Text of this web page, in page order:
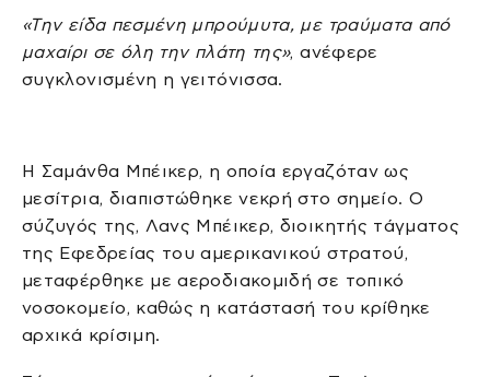
«Την είδα πεσμένη μπρούμυτα, με τραύματα από
μαχαίρι σε όλη την πλάτη της», ανέφερε
συγκλονισμένη η γειτόνισσα.
Η Σαμάνθα Μπέικερ, η οποία εργαζόταν ως
μεσίτρια, διαπιστώθηκε νεκρή στο σημείο. Ο
σύζυγός της, Λανς Μπέικερ, διοικητής τάγματος
της Εφεδρείας του αμερικανικού στρατού,
μεταφέρθηκε με αεροδιακομιδή σε τοπικό
νοσοκομείο, καθώς η κατάστασή του κρίθηκε
αρχικά κρίσιμη.